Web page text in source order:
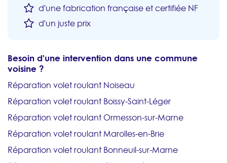
d'une fabrication française et certifiée NF
d'un juste prix
Besoin d'une intervention dans une commune
voisine ?
Réparation volet roulant Noiseau
Réparation volet roulant Boissy-Saint-Léger
Réparation volet roulant Ormesson-sur-Marne
Réparation volet roulant Marolles-en-Brie
Réparation volet roulant Bonneuil-sur-Marne